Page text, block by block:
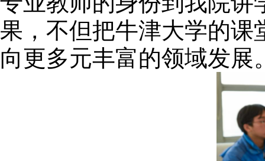
果，不但把牛津大学的课
向更多元丰富的领域发展